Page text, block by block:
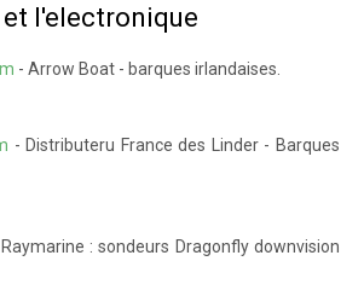
et l'electronique
- Arrow Boat - barques irlandaises.
- Distributeru France des Linder - Barques
: sondeurs Dragonfly downvision